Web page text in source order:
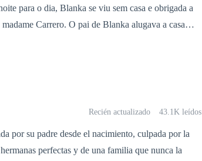
para o dia, Blanka se viu sem casa e obrigada a
Carrero. O pai de Blanka alugava a casa
com nenhum homem! Para pagar a perda da
de Blanka. Sozinha, sem ninguém, sem casa para
que está disposto a ir pra cama com
Recién actualizado 43.1K leídos
por su padre desde el nacimiento, culpada por la
perfectas y de una familia que nunca la